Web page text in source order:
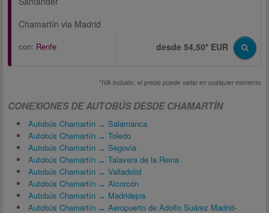
Chamartín via Madrid
con: Renfe desde 54,50* EUR
*IVA incluido, el precio puede variar en cualquier momento
CONEXIONES DE AUTOBÚS DESDE CHAMARTÍN
Autobús Chamartín ↔ Salamanca
Autobús Chamartín ↔ Toledo
Autobús Chamartín ↔ Segovia
Autobús Chamartín ↔ Talavera de la Reina
Autobús Chamartín ↔ Valladolid
Autobús Chamartín ↔ Alcorcón
Autobús Chamartín ↔ Madridejos
Autobús Chamartín ↔ Aeropuerto de Adolfo Suárez Madrid-